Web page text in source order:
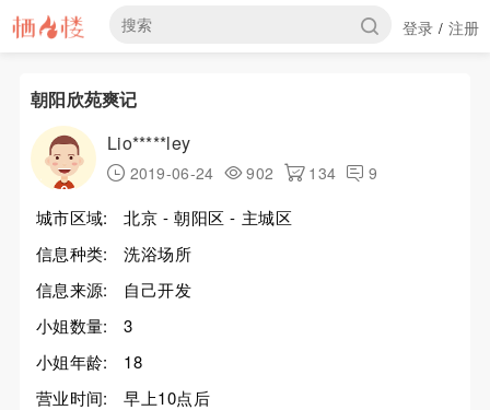
登录 / 注册
朝阳欣苑爽记
Lio*****ley
2019-06-24 902 134 9
城市区域:
北京 - 朝阳区 - 主城区
信息种类:
洗浴场所
信息来源:
自己开发
小姐数量:
3
小姐年龄:
18
营业时间:
早上10点后